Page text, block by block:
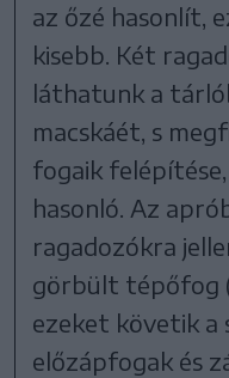
az őzé hasonlít,
kisebb. Két
láthatunk a
macskáét, s
fogaik
hasonló. Az
ragadozókra
görbült tépőfog
ezeket követik
előzápfogak és